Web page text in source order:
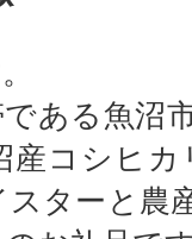
ある魚沼
産コシヒカ
ターと農